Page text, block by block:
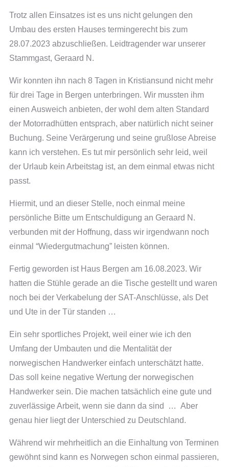
Trotz allen Einsatzes ist es uns nicht gelungen den
Umbau des ersten Hauses termingerecht bis zum
28.07.2023 abzuschließen. Leidtragender war unserer
Stammgast, Geraard N.
Wir konnten ihn nach 8 Tagen in Kristiansund nicht mehr
für drei Tage in Bergen unterbringen. Wir mussten ihm
einen Ausweich anbieten, der wohl dem alten Standard
der Motorradhütten entsprach, aber natürlich nicht seiner
Buchung. Seine Verärgerung und seine grußlose Abreise
kann ich verstehen. Es tut mir persönlich sehr leid, weil
der Urlaub kein Arbeitstag ist, an dem einmal etwas nicht
passt.
Hiermit, und an dieser Stelle, noch einmal meine
persönliche Bitte um Entschuldigung an Geraard N.
verbunden mit der Hoffnung, dass wir irgendwann noch
einmal “Wiedergutmachung” leisten können.
Fertig geworden ist Haus Bergen am 16.08.2023. Wir
hatten die Stühle gerade an die Tische gestellt und waren
noch bei der Verkabelung der SAT-Anschlüsse, als Det
und Ute in der Tür standen …
Ein sehr sportliches Projekt, weil einer wie ich den
Umfang der Umbauten und die Mentalität der
norwegischen Handwerker einfach unterschätzt hatte.
Das soll keine negative Wertung der norwegischen
Handwerker sein. Die machen tatsächlich eine gute und
zuverlässige Arbeit, wenn sie dann da sind … Aber
genau hier liegt der Unterschied zu Deutschland.
Während wir mehrheitlich an die Einhaltung von Terminen
gewöhnt sind kann es Norwegen schon einmal passieren,